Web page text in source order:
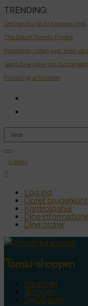
TRENDING:
Det kan du så og forspire i maj
The Dwarf Tomato Project
Forspiring: Uden jord, med vat
Saml dine noter om din
Forspiring af tomater
0 Items

Log ind
Opret
Kontrolpanel
Dine
Dine ordrer
Tomat-shoppen
Shoppen
Bloggen
Databasen